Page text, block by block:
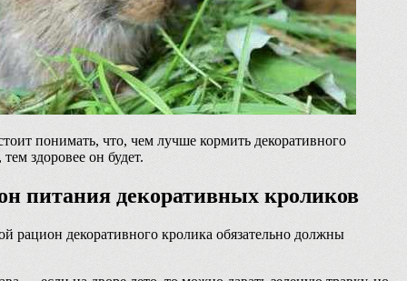
понимать, что, чем лучше кормить декоративного
здоровее он будет.
питания декоративных кроликов
рацион декоративного кролика обязательно должны